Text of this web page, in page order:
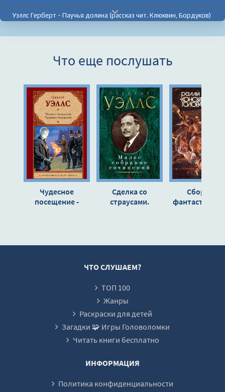
Уэллс Герберт - Паучья долина (рассказ чит. Клюквин, Бордуков)
Что еще послушать
Чудесное
посещение -
Сделка со
страусами.
Сборник
ЧТО СЛУШАЕМ?
ТОП 100
Жанры
Раскраски для детей
Загадки 🧩 Игры Головоломки
Читать книги бесплатно
ИНФОРМАЦИЯ
Политика конфиденциальности